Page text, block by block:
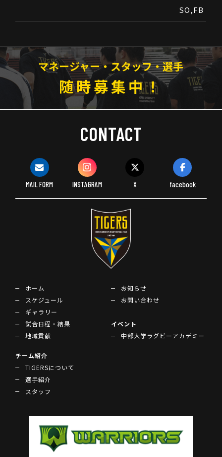
SO,FB
マネージャー・スタッフ・選手
随時募集中！
CONTACT
MAIL FORM INSTAGRAM X facebook
ホーム
スケジュール
ギャラリー
試合日程・結果
地域貢献
お知らせ
お問い合わせ
イベント
中部大学ラグビーアカデミー
チーム紹介
TIGERSについて
選手紹介
スタッフ